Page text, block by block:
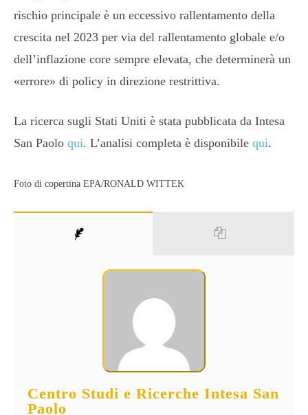
rischio principale è un eccessivo rallentamento della
crescita nel 2023 per via del rallentamento globale e/o
dell’inflazione core sempre elevata, che determinerà un
«errore» di policy in direzione restrittiva.
La ricerca sugli Stati Uniti è stata pubblicata da Intesa
San Paolo qui. L’analisi completa è disponibile qui.
Foto di copertina EPA/RONALD WITTEK
Centro Studi e Ricerche Intesa San
Paolo